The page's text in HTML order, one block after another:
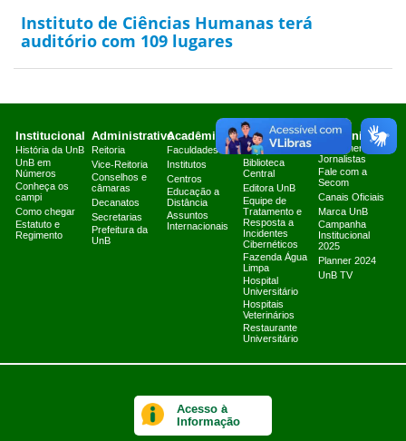
Instituto de Ciências Humanas terá
auditório com 109 lugares
Institucional
História da UnB
UnB em
Números
Conheça os
campi
Como chegar
Estatuto e
Regimento
Administrativo
Reitoria
Vice-Reitoria
Conselhos e
câmaras
Decanatos
Secretarias
Prefeitura da
UnB
Acadêmico
Faculdades
Institutos
Centros
Educação a
Distância
Assuntos
Internacionais
Serviços
Arquivo Central
Biblioteca
Central
Editora UnB
Equipe de
Tratamento e
Resposta a
Incidentes
Cibernéticos
Fazenda Água
Limpa
Hospital
Universitário
Hospitais
Veterinários
Restaurante
Universitário
Comunicação
Atendimento a
Jornalistas
Fale com a
Secom
Canais Oficiais
Marca UnB
Campanha
Institucional
2025
Planner 2024
UnB TV
Acesso à
Informação